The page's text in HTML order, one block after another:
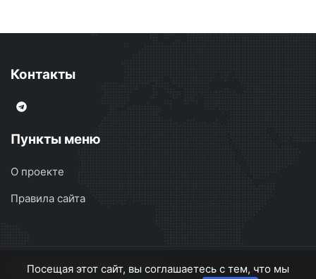
Контакты
Пункты меню
О проекте
Правила сайта
Сварочные аппараты © 2026
Посещая этот сайт, вы соглашаетесь с тем, что мы